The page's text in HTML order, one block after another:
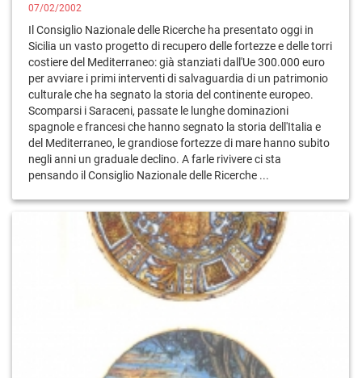
07/02/2002
Il Consiglio Nazionale delle Ricerche ha presentato oggi in
Sicilia un vasto progetto di recupero delle fortezze e delle torri
costiere del Mediterraneo: già stanziati dall'Ue 300.000 euro
per avviare i primi interventi di salvaguardia di un patrimonio
culturale che ha segnato la storia del continente europeo.
Scomparsi i Saraceni, passate le lunghe dominazioni
spagnole e francesi che hanno segnato la storia dell'Italia e
del Mediterraneo, le grandiose fortezze di mare hanno subito
negli anni un graduale declino. A farle rivivere ci sta
pensando il Consiglio Nazionale delle Ricerche ...